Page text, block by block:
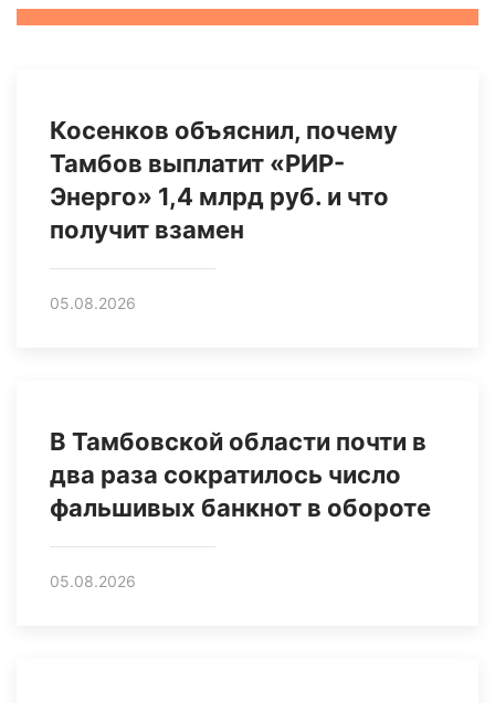
Косенков объяснил, почему
Тамбов выплатит «РИР-
Энерго» 1,4 млрд руб. и что
получит взамен
05.08.2026
В Тамбовской области почти в
два раза сократилось число
фальшивых банкнот в обороте
05.08.2026